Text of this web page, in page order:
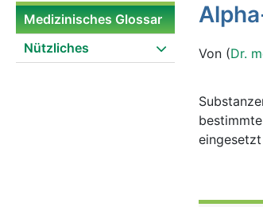
Medizinisches Glossar
Nützliches
Von (Dr.
eingesetzt